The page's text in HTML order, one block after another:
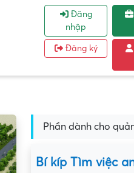
Đăng
nhập
Đăng ký
Phần dành cho
Bí kíp Tìm việc